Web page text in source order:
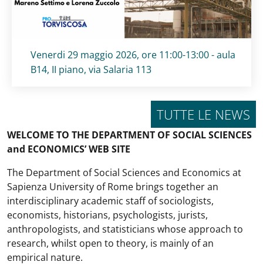
Titolo card :
Venerdi 29 maggio 2026, ore 11:00-13:00 - aula
B14, II piano, via Salaria 113
TUTTE LE NEWS
WELCOME TO THE DEPARTMENT OF SOCIAL SCIENCES
and ECONOMICS’ WEB SITE
The Department of Social Sciences and Economics at
Sapienza University of Rome brings together an
interdisciplinary academic staff of sociologists,
economists, historians, psychologists, jurists,
anthropologists, and statisticians whose approach to
research, whilst open to theory, is mainly of an
empirical nature.